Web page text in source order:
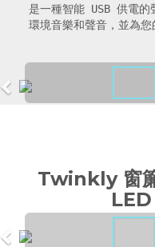
是一種智能 USB 供電的
環境音樂和聲音，並為
Twinkly 窗
LED